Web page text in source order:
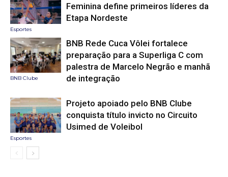
Esportes
Feminina define primeiros líderes da
Etapa Nordeste
BNB Clube
BNB Rede Cuca Vôlei fortalece
preparação para a Superliga C com
palestra de Marcelo Negrão e manhã
de integração
Esportes
Projeto apoiado pelo BNB Clube
conquista título invicto no Circuito
Usimed de Voleibol